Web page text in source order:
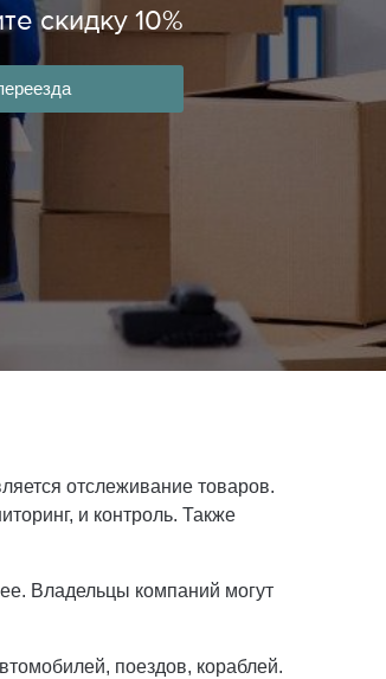
скидку 10%
отслеживание товаров.
и контроль. Также
Владельцы компаний могут
поездов, кораблей.